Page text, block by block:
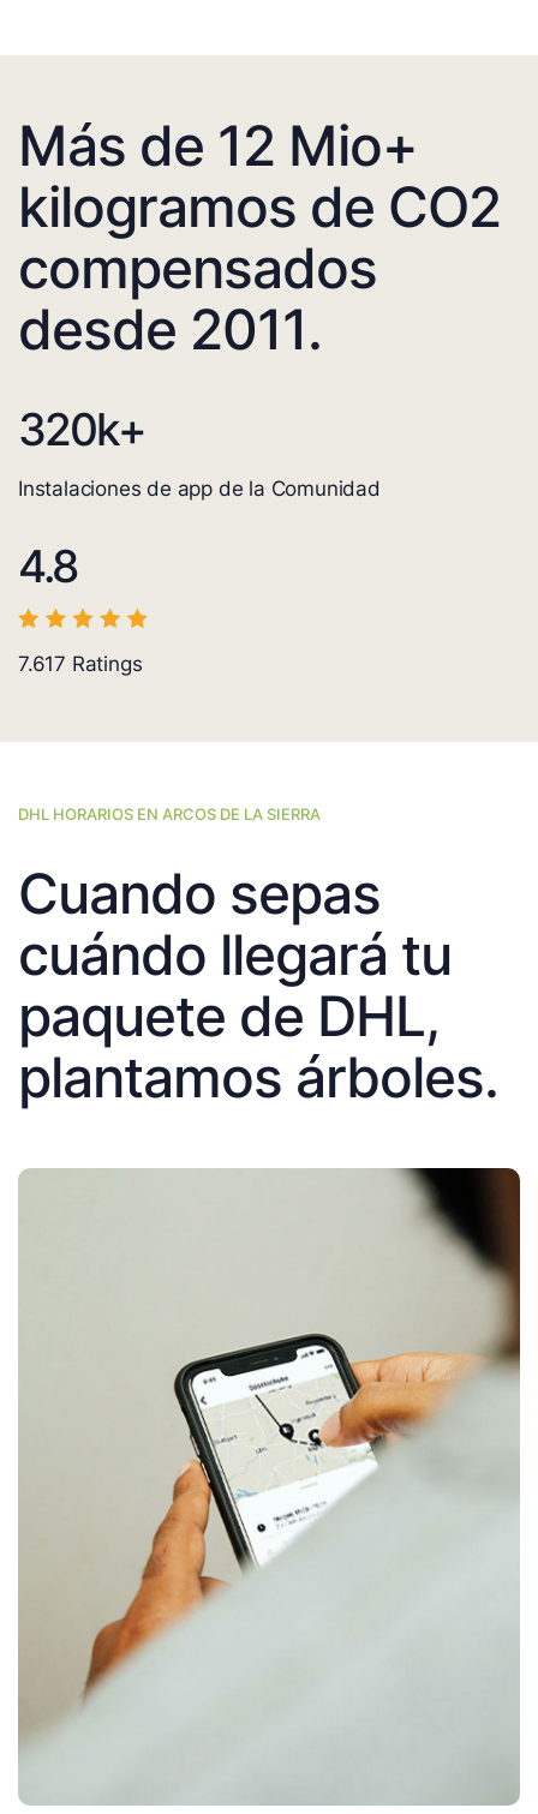
Más de 12 Mio+
kilogramos de CO2
compensados
desde 2011.
320k+
Instalaciones de app de la Comunidad
4.8
7.617 Ratings
DHL HORARIOS EN ARCOS DE LA SIERRA
Cuando sepas
cuándo llegará tu
paquete de DHL,
plantamos árboles.